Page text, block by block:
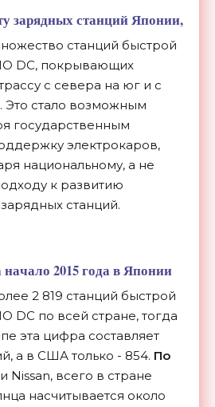
зарядных станций Японии,
станций быстрой
DC, покрывающих
с севера на юг и с
Это стало возможным
государственным
электрокаров,
национальному, а не
к развитию
станций.
2015 года в Японии
2 819 станций быстрой
DC по всей стране, тогда
эта цифра составляет
а в США только - 854. По
Nissan, всего в стране
насчитывается около